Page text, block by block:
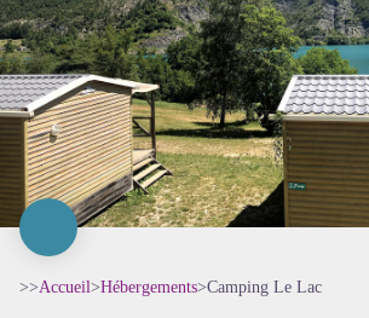
>>Accueil>Hébergements>Camping Le Lac